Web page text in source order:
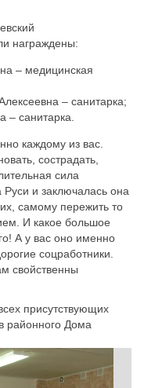
награждены:
– медицинская
– санитарка;
санитарка.
каждому из вас.
сострадать,
сила
и заключалась она
самому пережить то
И какое большое
А у вас оно именно
соцработники.
свойственны
присутствующих
районного Дома